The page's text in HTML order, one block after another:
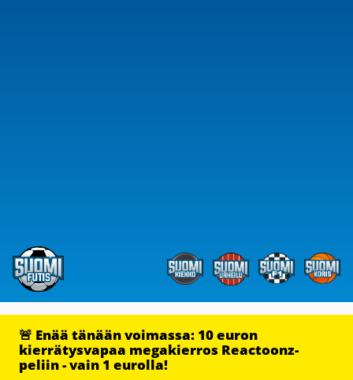
🚨 Enää tänään voimassa: 10 euron
kierrätysvapaa megakierros Reactoonz-
peliin - vain 1 eurolla!